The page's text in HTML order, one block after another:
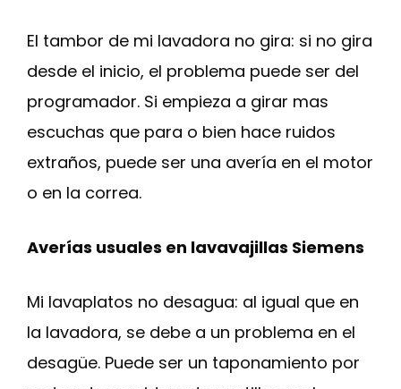
El tambor de mi lavadora no gira: si no gira
desde el inicio, el problema puede ser del
programador. Si empieza a girar mas
escuchas que para o bien hace ruidos
extraños, puede ser una avería en el motor
o en la correa.
Averías usuales en lavavajillas Siemens
Mi lavaplatos no desagua: al igual que en
la lavadora, se debe a un problema en el
desagüe. Puede ser un taponamiento por